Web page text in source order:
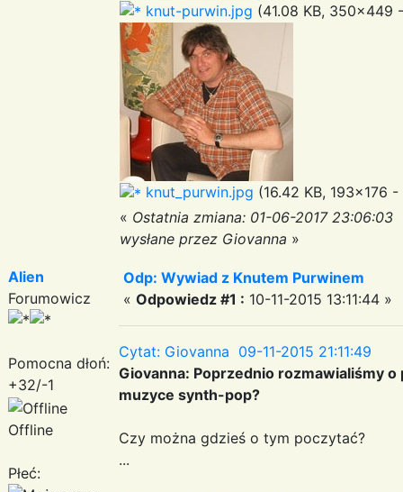
knut-purwin.jpg (41.08 KB, 350x449
knut_purwin.jpg (16.42 KB, 193x176
« Ostatnia zmiana: 01-06-2017 23:06:03
wysłane przez Giovanna »
Alien
Forumowicz
Pomocna dłoń:
+32/-1
Offline
Płeć:
Odp: Wywiad z Knutem Purwinem
« Odpowiedz #1 : 10-11-2015 13:11:44 »
Cytat: Giovanna 09-11-2015 21:11:49
Giovanna: Poprzednio rozmawialiśmy o
muzyce synth-pop?
Czy można gdzieś o tym poczytać?
...